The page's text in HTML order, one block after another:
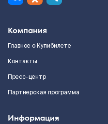
Компания
Главное о Купибилете
Контакты
Пресс-центр
Партнерская программа
Информация